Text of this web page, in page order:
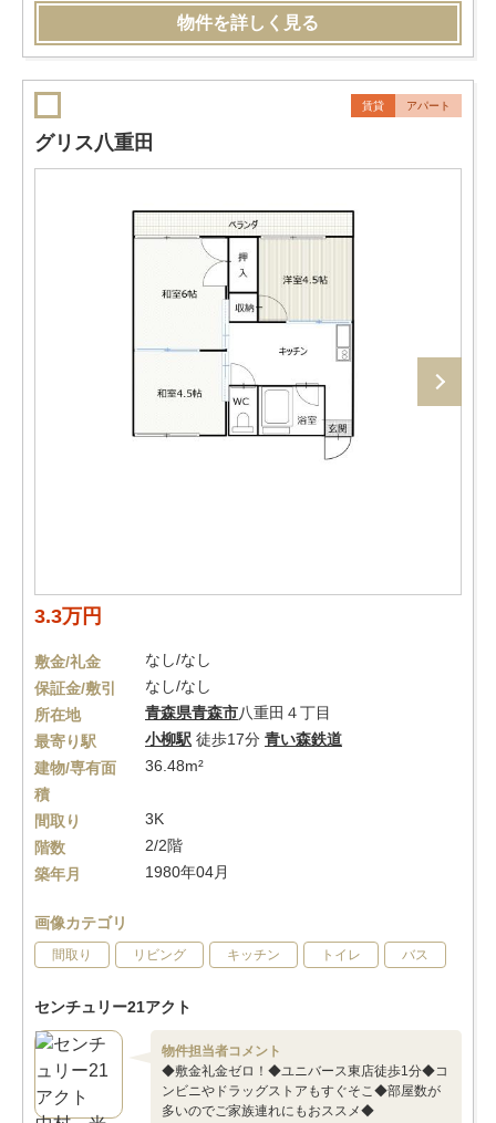
物件を詳しく見る
賃貸 アパート
グリス八重田
3.3万円
敷金/礼金
なし/なし
保証金/敷引
なし/なし
所在地
青森県青森市八重田４丁目
最寄り駅
小柳駅 徒歩17分 青い森鉄道
建物/専有面
積
36.48m²
間取り
3K
階数
2/2階
築年月
1980年04月
画像カテゴリ
間取り リビング キッチン トイレ バス
センチュリー21アクト
物件担当者コメント
◆敷金礼金ゼロ！◆ユニバース東店徒歩1分◆コ
ンビニやドラッグストアもすぐそこ◆部屋数が
多いのでご家族連れにもおススメ◆